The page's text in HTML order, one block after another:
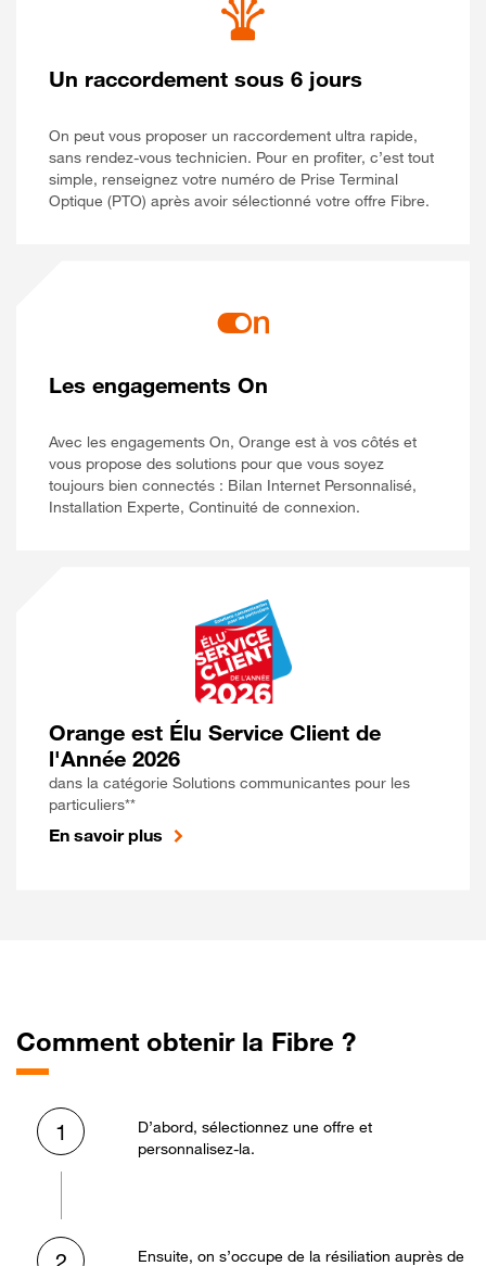
Un raccordement sous 6 jours
On peut vous proposer un raccordement ultra rapide,
sans rendez-vous technicien. Pour en profiter, c’est tout
simple, renseignez votre numéro de Prise Terminal
Optique (PTO) après avoir sélectionné votre offre Fibre.
Les engagements On
Avec les engagements On, Orange est à vos côtés et
vous propose des solutions pour que vous soyez
toujours bien connectés : Bilan Internet Personnalisé,
Installation Experte, Continuité de connexion.
Orange est Élu Service Client de
l'Année 2026
dans la catégorie Solutions communicantes pour les
particuliers**
En savoir plus
Comment obtenir la Fibre ?
1
D’abord, sélectionnez une offre et
personnalisez-la.
Ensuite, on s’occupe de la résiliation auprès de